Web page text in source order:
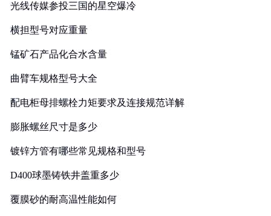
光线传媒参投三国的星空爆冷
横担型号对应重量
锰矿石产品化合水含量
曲臂车规格型号大全
配电柜母排螺栓力矩要求及连接规范详解
膨胀螺丝尺寸是多少
镀锌方管有哪些常见规格和型号
D400球墨铸铁井盖重多少
覆膜砂的耐高温性能如何